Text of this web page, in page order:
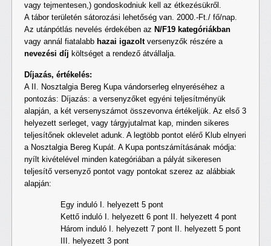
vagy tejmentesen,) gondoskodniuk kell az étkezésükről.
A tábor területén sátorozási lehetőség van. 2000.-Ft./ fő/nap.
Az utánpótlás nevelés érdekében az N/F19 kategóriákban
vagy annál fiatalabb hazai igazoltversenyzők részére a
nevezési díj költséget a rendező átvállalja.
Díjazás, értékelés:
A II. Nosztalgia Bereg Kupa vándorserleg elnyeréséhez a
pontozás: Díjazás: a versenyzőket egyéni teljesítményük
alapján, a két versenyszámot összevonva értékeljük. Az első 3
helyezett serleget, vagy tárgyjutalmat kap, minden sikeres
teljesítőnek oklevelet adunk. A legtöbb pontot elérő Klub elnyeri
a Nosztalgia Bereg Kupát. A Kupa pontszámításának módja:
nyílt kivételével minden kategóriában a pályát sikeresen
teljesítő versenyző pontot vagy pontokat szerez az alábbiak
alapján:
Egy induló I. helyezett 5 pont
Kettő induló I. helyezett 6 pont II. helyezett 4 pont
Három induló I. helyezett 7 pont II. helyezett 5 pont
III. helyezett 3 pont